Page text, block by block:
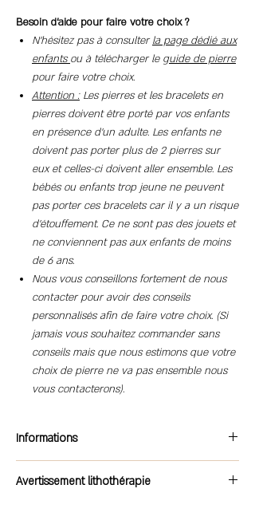
Besoin d'aide pour faire votre choix ?
N'hésitez pas à consulterla page dédié aux
enfantsou à télécharger le guide de pierre
pour faire votre choix.
Attention :Les pierres et les bracelets en
pierres doivent être porté par vos enfants
en présence d'un adulte. Les enfants ne
doivent pas porter plus de 2 pierres sur
eux et celles-ci doivent aller ensemble. Les
bébés ou enfants trop jeune ne peuvent
pas porter ces bracelets car il y a un risque
d'étouffement. Ce ne sont pas des jouets et
ne conviennent pas aux enfants de moins
de 6 ans.
Nous vous conseillons fortement de nous
contacter pour avoir des conseils
personnalisés afin de faire votre choix. (Si
jamais vous souhaitez commander sans
conseils mais que nous estimons que votre
choix de pierre ne va pas ensemble nous
vous contacterons).
Informations
Type de bijoux : Création bracelet
Avertissement lithothérapie